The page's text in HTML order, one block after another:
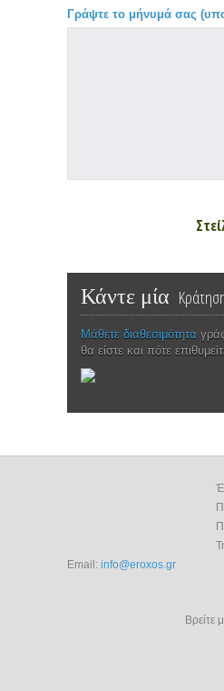
Γράψτε το μήνυμά σας
Κάντε μία
Μάθετε διαθεσιμότητα
θα είστε και πότε
Email: info@eroxos.gr
Βρείτε